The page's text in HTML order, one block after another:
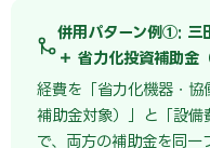
併用パターン例①: 三
＋ 省力化投資補助金
経費を「省力化機器・協
補助金対象）」と「設備
で、両方の補助金を同一